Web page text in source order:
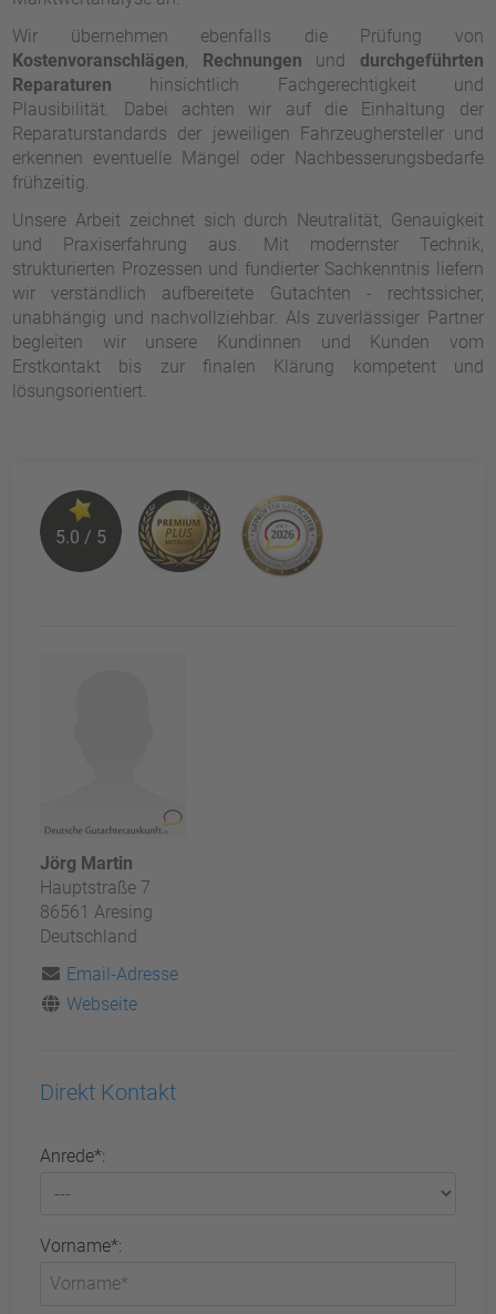
Wir übernehmen ebenfalls die Prüfung von
Kostenvoranschlägen, Rechnungen und durchgeführten
Reparaturen hinsichtlich Fachgerechtigkeit und
Plausibilität. Dabei achten wir auf die Einhaltung der
Reparaturstandards der jeweiligen Fahrzeughersteller und
erkennen eventuelle Mängel oder Nachbesserungsbedarfe
frühzeitig.
Unsere Arbeit zeichnet sich durch Neutralität, Genauigkeit
und Praxiserfahrung aus. Mit modernster Technik,
strukturierten Prozessen und fundierter Sachkenntnis liefern
wir verständlich aufbereitete Gutachten - rechtssicher,
unabhängig und nachvollziehbar. Als zuverlässiger Partner
begleiten wir unsere Kundinnen und Kunden vom
Erstkontakt bis zur finalen Klärung kompetent und
lösungsorientiert.
5.0 / 5
Jörg Martin
Hauptstraße 7
86561 Aresing
Deutschland
Email-Adresse
Webseite
Direkt Kontakt
Anrede*:
Vorname*: